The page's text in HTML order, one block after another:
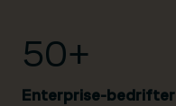
50+
Enterprise-bedrifter